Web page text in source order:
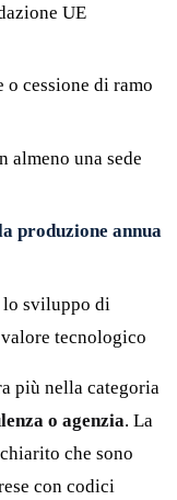
UE
cessione di ramo
almeno una sede
produzione annua
lo sviluppo di
tecnologico
più nella categoria
o agenzia. La
che sono
con codici